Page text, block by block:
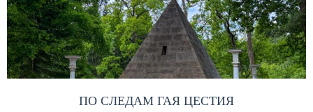
ПО СЛЕДАМ ГАЯ ЦЕСТИЯ